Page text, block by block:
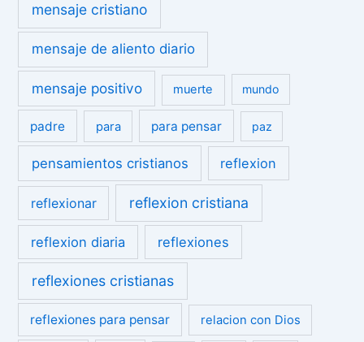
mensaje cristiano
mensaje de aliento diario
mensaje positivo muerte mundo
padre para para pensar paz
pensamientos cristianos reflexion
reflexionar reflexion cristiana
reflexion diaria reflexiones
reflexiones cristianas
reflexiones para pensar relacion con Dios